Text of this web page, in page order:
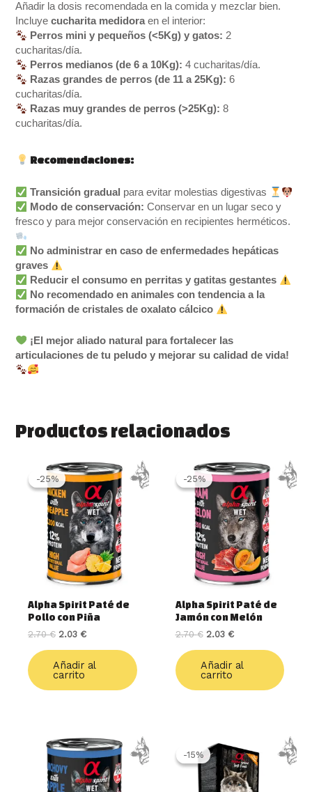
Añadir la dosis recomendada en la comida y mezclar bien.
Incluyecucharita medidora en el interior:
Perros mini y pequeños (<5Kg) y gatos: 2
cucharitas/día.
Perros medianos (de 6 a 10Kg): 4 cucharitas/día.
Razas grandes de perros (de 11 a 25Kg): 6
cucharitas/día.
Razas muy grandes de perros (>25Kg): 8
cucharitas/día.
Recomendaciones:
Transición gradual para evitar molestias digestivas
Modo de conservación: Conservar en un lugar seco y
fresco y para mejor conservación en recipientes herméticos.
No administrar en caso de enfermedades hepáticas
graves
Reducir el consumo en perritas y gatitas gestantes
No recomendado en animales con tendencia a la
formación de cristales de oxalato cálcico
¡El mejor aliado natural para fortalecer las
articulaciones de tu peludo y mejorar su calidad de vida!
Productos relacionados
-25%
-25%
Alpha Spirit Paté de
Pollo con Piña
2.70€
El
precio
original
era:
2.70 €.
2.03 €
El
precio
actual
es:
2.03 €.
Añadir al
carrito
-25%
-25%
Alpha Spirit Paté de
Jamón con Melón
2.70€
El
precio
original
era:
2.70 €.
2.03 €
El
precio
actual
es:
2.03 €.
Añadir al
carrito
-15%
-15%
de
precios:
desde
2.50 €
Este
tiene